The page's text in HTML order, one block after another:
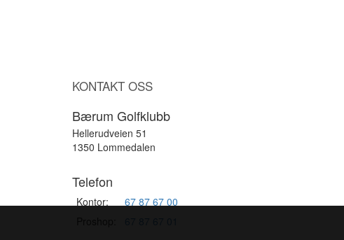
KONTAKT OSS
Bærum Golfklubb
Hellerudveien 51
1350 Lommedalen
Telefon
Kontor:
67 87 67 00